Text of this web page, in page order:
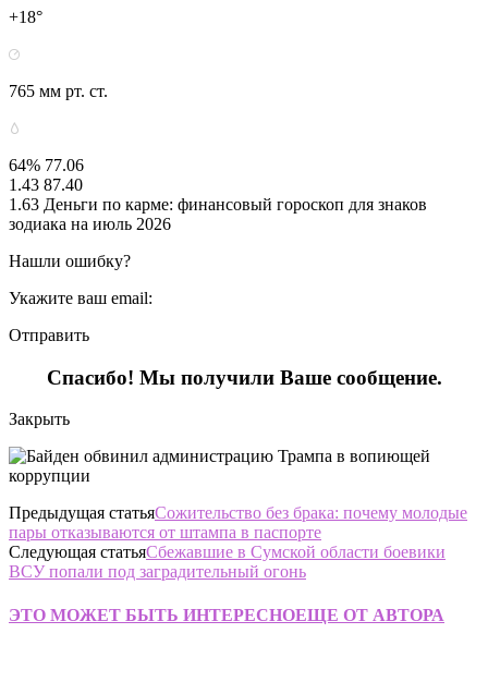
+18°
765 мм рт. ст.
64% 77.06
1.43 87.40
1.63 Деньги по карме: финансовый гороскоп для знаков
зодиака на июль 2026
Нашли ошибку?
Укажите ваш email:
Отправить
Спасибо! Мы получили Ваше сообщение.
Закрыть
Предыдущая статьяСожительство без брака: почему молодые
пары отказываются от штампа в паспорте
Следующая статьяСбежавшие в Сумской области боевики
ВСУ попали под заградительный огонь
ЭТО МОЖЕТ БЫТЬ ИНТЕРЕСНОЕЩЕ ОТ АВТОРА